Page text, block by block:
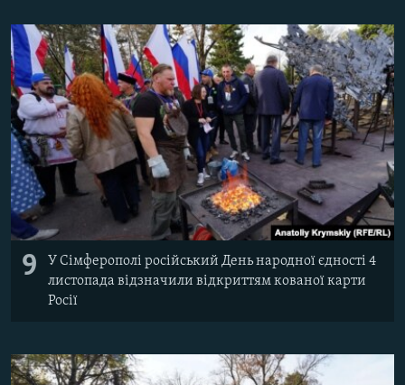
9
У Сімферополі російський День народної єдності 4
листопада відзначили відкриттям кованої карти
Росії